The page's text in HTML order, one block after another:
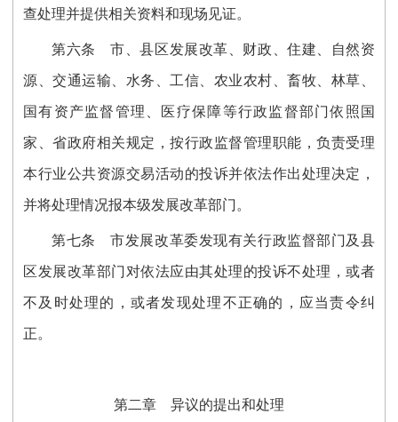
查处理并提供相关资料和现场见证。
第六条 市、县区发展改革、财政、住建、自然资
源、交通运输、水务、工信、农业农村、畜牧、林草、
国有资产监督管理、医疗保障等行政监督部门依照国
家、省政府相关规定，按行政监督管理职能，负责受理
本行业公共资源交易活动的投诉并依法作出处理决定，
并将处理情况报本级发展改革部门。
第七条 市发展改革委发现有关行政监督部门及县
区发展改革部门对依法应由其处理的投诉不处理，或者
不及时处理的，或者发现处理不正确的，应当责令纠
正。
第二章 异议的提出和处理